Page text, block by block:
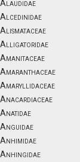
Alaudidae
Alcedinidae
Alismataceae
Alligatoridae
Amanitaceae
Amaranthaceae
Amaryllidaceae
Anacardiaceae
Anatidae
Anguidae
Anhimidae
Anhingidae